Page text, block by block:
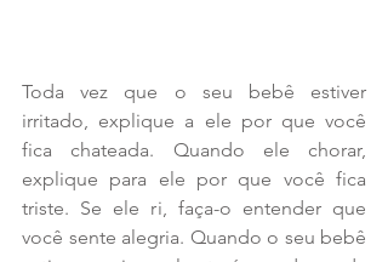
Toda vez que o seu bebê estiver
irritado, explique a ele por que você
fica chateada. Quando ele chorar,
explique para ele por que você fica
triste. Se ele ri, faça-o entender que
você sente alegria. Quando o seu bebê